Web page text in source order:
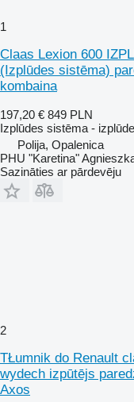
1
Claas Lexion 600
(Izplūdes sistēma)
kombaina
197,20 € 849 PLN
Izplūdes sistēma -
Polija, Opalenica
PHU "Karetina"
Sazināties ar pārdevēju
2
TŁumnik do Renault
wydech izpūtējs
Axos